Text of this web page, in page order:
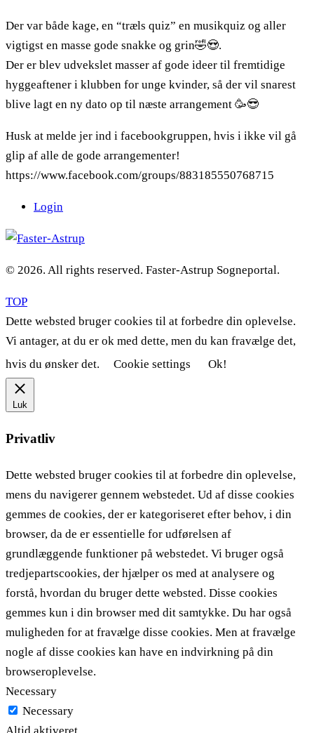
Der var både kage, en “træls quiz” en musikquiz og aller
vigtigst en masse gode snakke og grin🤣😍.
Der er blev udvekslet masser af gode ideer til fremtidige
hyggeaftener i klubben for unge kvinder, så der vil snarest
blive lagt en ny dato op til næste arrangement 🥳😎
Husk at melde jer ind i facebookgruppen, hvis i ikke vil gå
glip af alle de gode arrangementer!
https://www.facebook.com/groups/883185550768715
Login
© 2026. All rights reserved. Faster-Astrup Sogneportal.
TOP
Dette websted bruger cookies til at forbedre din oplevelse.
Vi antager, at du er ok med dette, men du kan fravælge det,
hvis du ønsker det.
Cookie settings Ok!
Luk
Privatliv
Dette websted bruger cookies til at forbedre din oplevelse,
mens du navigerer gennem webstedet. Ud af disse cookies
gemmes de cookies, der er kategoriseret efter behov, i din
browser, da de er essentielle for udførelsen af ​​
grundlæggende funktioner på webstedet. Vi bruger også
tredjepartscookies, der hjælper os med at analysere og
forstå, hvordan du bruger dette websted. Disse cookies
gemmes kun i din browser med dit samtykke. Du har også
muligheden for at fravælge disse cookies. Men at fravælge
nogle af disse cookies kan have en indvirkning på din
browseroplevelse.
Necessary
Necessary